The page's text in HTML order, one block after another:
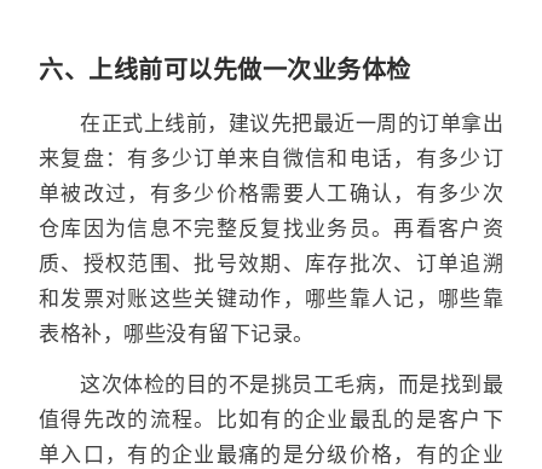
六、上线前可以先做一次业务体检
在正式上线前，建议先把最近一周的订单拿出
来复盘：有多少订单来自微信和电话，有多少订
单被改过，有多少价格需要人工确认，有多少次
仓库因为信息不完整反复找业务员。再看客户资
质、授权范围、批号效期、库存批次、订单追溯
和发票对账这些关键动作，哪些靠人记，哪些靠
表格补，哪些没有留下记录。
这次体检的目的不是挑员工毛病，而是找到最
值得先改的流程。比如有的企业最乱的是客户下
单入口，有的企业最痛的是分级价格，有的企业